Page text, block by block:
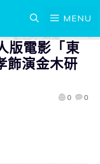
MENU
版電影「東
飾演金木研
0 0